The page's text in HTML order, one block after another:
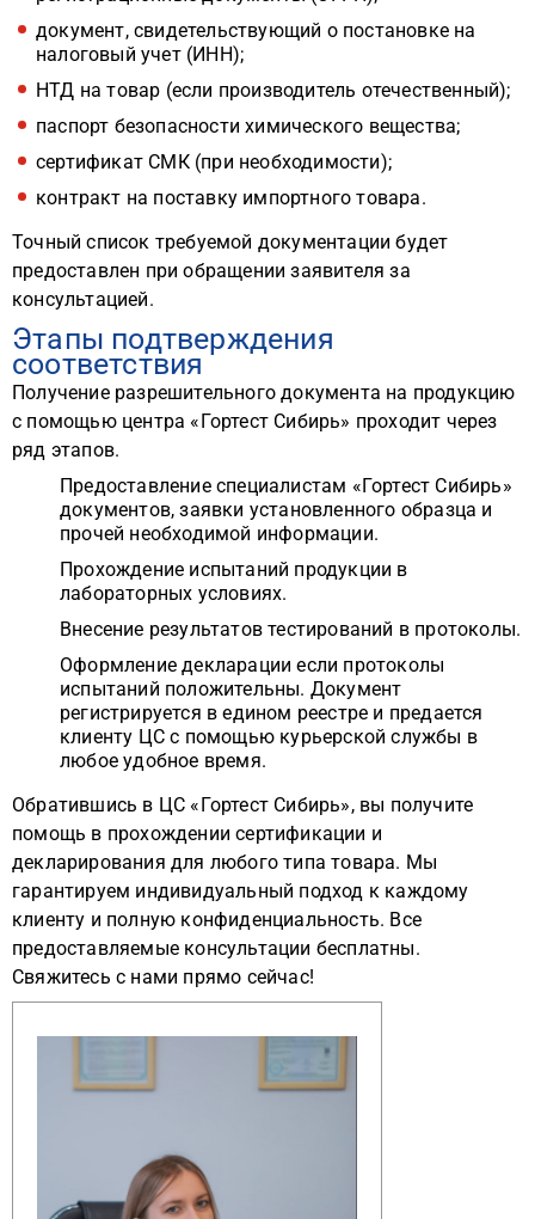
документ, свидетельствующий о постановке на
налоговый учет (ИНН);
НТД на товар (если производитель отечественный);
паспорт безопасности химического вещества;
сертификат СМК (при необходимости);
контракт на поставку импортного товара.
Точный список требуемой документации будет
предоставлен при обращении заявителя за
консультацией.
Этапы подтверждения
соответствия
Получение разрешительного документа на продукцию
с помощью центра «Гортест Сибирь» проходит через
ряд этапов.
Предоставление специалистам «Гортест Сибирь»
документов, заявки установленного образца и
прочей необходимой информации.
Прохождение испытаний продукции в
лабораторных условиях.
Внесение результатов тестирований в протоколы.
Оформление декларации если протоколы
испытаний положительны. Документ
регистрируется в едином реестре и предается
клиенту ЦС с помощью курьерской службы в
любое удобное время.
Обратившись в ЦС «Гортест Сибирь», вы получите
помощь в прохождении сертификации и
декларирования для любого типа товара. Мы
гарантируем индивидуальный подход к каждому
клиенту и полную конфиденциальность. Все
предоставляемые консультации бесплатны.
Свяжитесь с нами прямо сейчас!